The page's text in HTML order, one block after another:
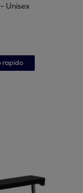
Unisex
rapido